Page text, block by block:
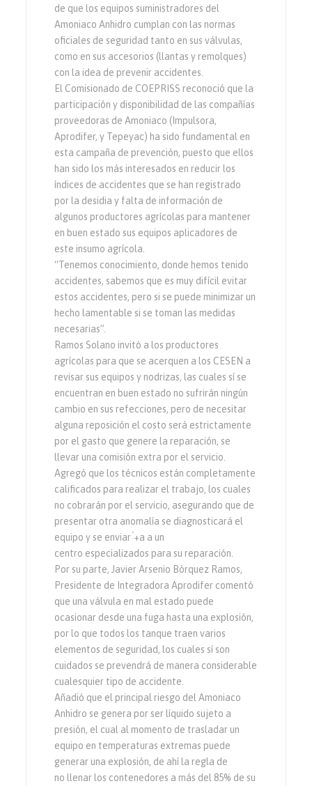
de que los equipos suministradores del
Amoniaco Anhidro cumplan con las normas
oficiales de seguridad tanto en sus válvulas,
como en sus accesorios (llantas y remolques)
con la idea de prevenir accidentes.
El Comisionado de COEPRISS reconoció que la
participación y disponibilidad de las compañías
proveedoras de Amoniaco (Impulsora,
Aprodifer, y Tepeyac) ha sido fundamental en
esta campaña de prevención, puesto que ellos
han sido los más interesados en reducir los
índices de accidentes que se han registrado
por la desidia y falta de información de
algunos productores agrícolas para mantener
en buen estado sus equipos aplicadores de
este insumo agrícola.
“Tenemos conocimiento, donde hemos tenido
accidentes, sabemos que es muy difícil evitar
estos accidentes, pero si se puede minimizar un
hecho lamentable si se toman las medidas
necesarias”.
Ramos Solano invitó a los productores
agrícolas para que se acerquen a los CESEN a
revisar sus equipos y nodrizas, las cuales sí se
encuentran en buen estado no sufrirán ningún
cambio en sus refecciones, pero de necesitar
alguna reposición el costo será estrictamente
por el gasto que genere la reparación, se
llevar una comisión extra por el servicio.
Agregó que los técnicos están completamente
calificados para realizar el trabajo, los cuales
no cobrarán por el servicio, asegurando que de
presentar otra anomalía se diagnosticará el
equipo y se enviar ́+a a un
centro especializados para su reparación.
Por su parte, Javier Arsenio Bórquez Ramos,
Presidente de Integradora Aprodifer comentó
que una válvula en mal estado puede
ocasionar desde una fuga hasta una explosión,
por lo que todos los tanque traen varios
elementos de seguridad, los cuales sí son
cuidados se prevendrá de manera considerable
cualesquier tipo de accidente.
Añadió que el principal riesgo del Amoniaco
Anhidro se genera por ser líquido sujeto a
presión, el cual al momento de trasladar un
equipo en temperaturas extremas puede
generar una explosión, de ahí la regla de
no llenar los contenedores a más del 85% de su